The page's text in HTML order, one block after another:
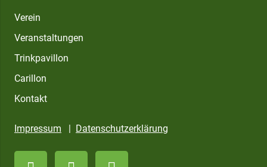
Verein
Veranstaltungen
Trinkpavillon
Carillon
Kontakt
Impressum Datenschutzerklärung